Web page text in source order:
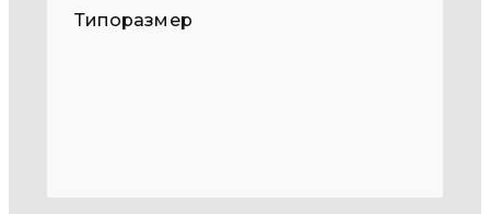
Типоразмер